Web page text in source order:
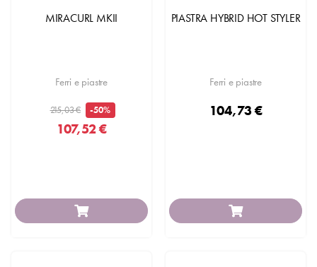
MIRACURL MKII
Ferri e piastre
215,03 € -50%
107,52 €
PIASTRA HYBRID HOT STYLER
Ferri e piastre
104,73 €